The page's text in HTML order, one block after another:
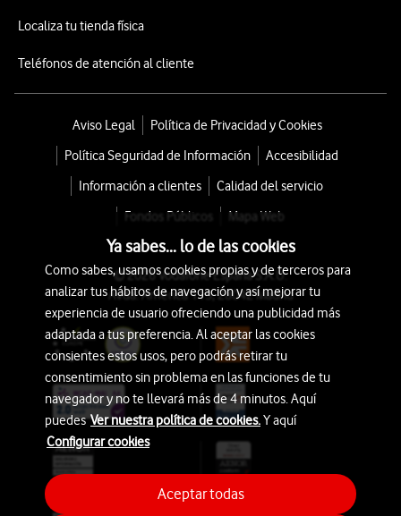
Localiza tu tienda física
Teléfonos de atención al cliente
Aviso Legal
Política de Privacidad y Cookies
Política Seguridad de Información
Accesibilidad
Información a clientes
Calidad del servicio
Fondos Públicos
Mapa Web
© 2026 Vodafone España S.A.U.
Avda. América 115, 28042 Madrid
Ya sabes... lo de las cookies
Como sabes, usamos cookies propias y de terceros para
analizar tus hábitos de navegación y así mejorar tu
experiencia de usuario ofreciendo una publicidad más
adaptada a tus preferencia. Al aceptar las cookies
consientes estos usos, pero podrás retirar tu
consentimiento sin problema en las funciones de tu
navegador y no te llevará más de 4 minutos. Aquí
puedesVer nuestra política de cookies.Y aquí
Configurar cookies
Aceptar todas